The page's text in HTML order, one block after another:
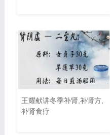
王耀献讲冬季补肾,补肾方,
补肾食疗